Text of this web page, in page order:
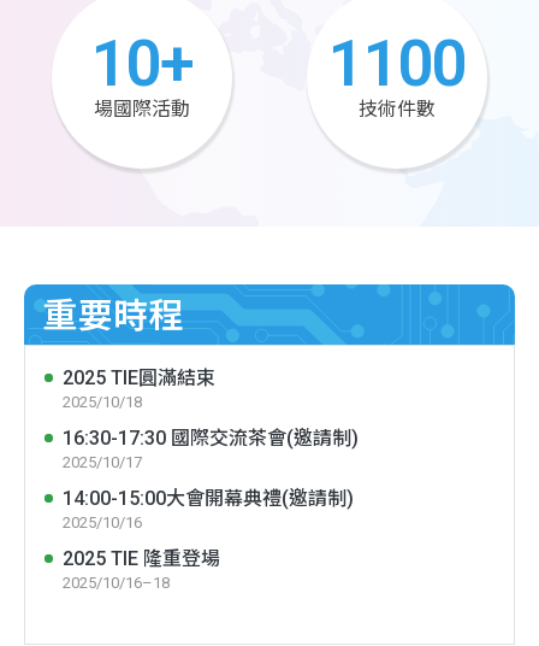
10+
場國際活動
1100
技術件數
重要時程
2025 TIE圓滿結束
2025/10/18
16:30-17:30 國際交流茶會(邀請制)
2025/10/17
14:00-15:00大會開幕典禮(邀請制)
2025/10/16
2025 TIE 隆重登場
2025/10/16–18